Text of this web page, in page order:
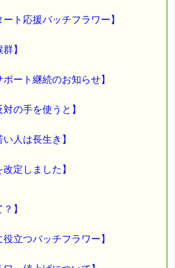
ト応援バッチフラワー】
】
ート継続のお知らせ】
の手を使うと】
人は長生き】
定しました】
】
立つバッチフラワー】